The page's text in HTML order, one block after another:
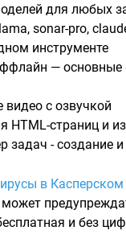
для любых
sonar-pro,
инструменте
— основные
видео с озвучкой
HTML-страниц и
задач - создание и
в Касперском
и без